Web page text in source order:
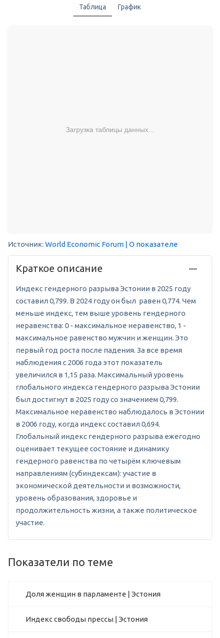
Таблица График
Загрузка таблицы данных...
Источник: World Economic Forum | О показателе
Краткое описание
Индекс гендерного разрыва Эстонии в 2025 году
составил 0,799. В 2024 году он был равен 0,774. Чем
меньше индекс, тем выше уровень гендерного
неравенства: 0 - максимальное неравенство, 1 -
максимальное равенство мужчин и женщин. Это
первый год роста после падения. За все время
наблюдения с 2006 года этот показатель
увеличился в 1,15 раза. Максимальный уровень
глобального индекса гендерного разрыва Эстонии
был достигнут в 2025 году со значением 0,799.
Максимальное неравенство наблюдалось в Эстонии
в 2006 году, когда индекс составил 0,694.
Глобальный индекс гендерного разрыва ежегодно
оценивает текущее состояние и динамику
гендерного равенства по четырём ключевым
направлениям (субиндексам): участие в
экономической деятельности и возможности,
уровень образования, здоровье и
продолжительность жизни, а также политическое
участие.
Показатели по теме
Доля женщин в парламенте | Эстония
Индекс свободы прессы | Эстония